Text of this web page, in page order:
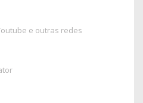
e outras redes